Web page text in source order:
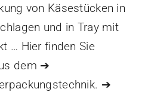
von Käsestücken in
und in Tray mit
… Hier finden Sie
dem ➔
➔